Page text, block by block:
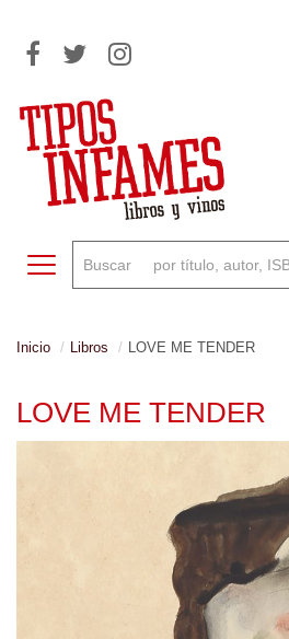
Toggle navigation
Inicio Libros LOVE ME TENDER
LOVE ME TENDER